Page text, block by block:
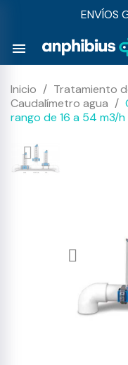
ENVÍOS
menu
Inicio
Tratamiento
Caudalímetro agua
rango de 16 a 54 m3/h